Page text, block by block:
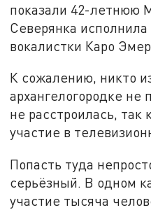
показали 42-летнюю
Северянка
вокалистки Каро
К сожалению, никто
архангелогородке не
не расстроилась, так
участие в
Попасть туда
серьёзный. В одном
участие тысяча